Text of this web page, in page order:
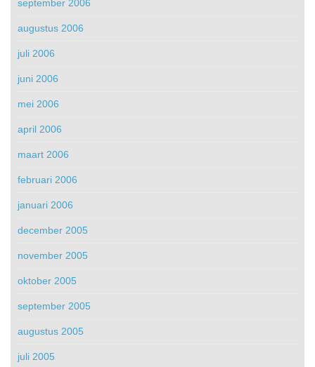
september 2006
augustus 2006
juli 2006
juni 2006
mei 2006
april 2006
maart 2006
februari 2006
januari 2006
december 2005
november 2005
oktober 2005
september 2005
augustus 2005
juli 2005